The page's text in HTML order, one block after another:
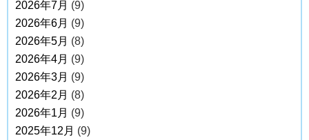
2026年7月 (9)
2026年6月 (9)
2026年5月 (8)
2026年4月 (9)
2026年3月 (9)
2026年2月 (8)
2026年1月 (9)
2025年12月 (9)